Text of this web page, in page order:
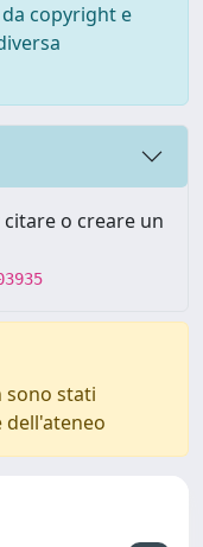
copyright e
o creare un
sono stati